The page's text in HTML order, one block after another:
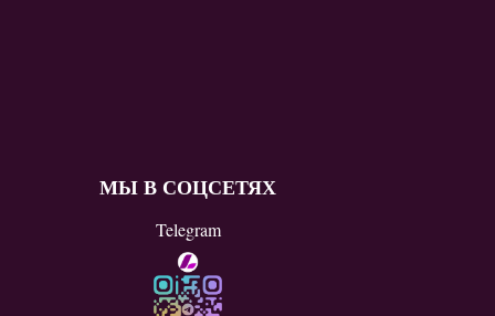
МЫ В СОЦСЕТЯХ
Telegram